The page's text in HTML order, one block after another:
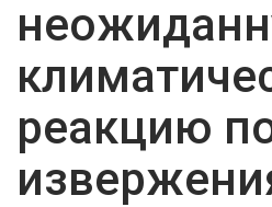
реакцию